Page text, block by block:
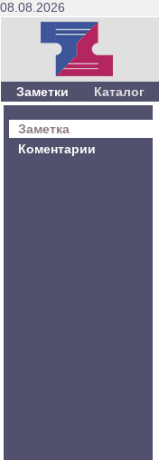
08.08.2026
Заметки Каталог
Заметка
Коментарии